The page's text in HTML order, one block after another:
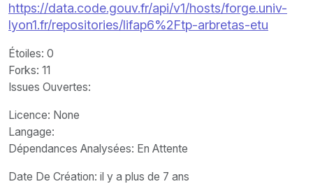
https://data.code.gouv.fr/api/v1/hosts/forge.univ-
lyon1.fr/repositories/lifap6%2Ftp-arbretas-etu
Étoiles: 0
Forks: 11
Issues Ouvertes:
Licence: None
Langage:
Dépendances Analysées: En Attente
Date De Création: il y a plus de 7 ans